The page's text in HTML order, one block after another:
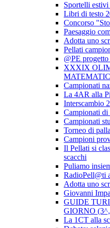
Sportelli estivi
Libri di testo
Concorso
Paesaggio
Adotta uno
Pellati
@PE
XXXIX
Campionati
La 4AR alla
Interscambio
Campionati di
Campionati
Torneo di
Campioni
Il Pellati si
scacchi
Puliamo
RadioPell@ti
Adotta uno
Giovanni
GUIDE
GIORNO
La 1CT alla